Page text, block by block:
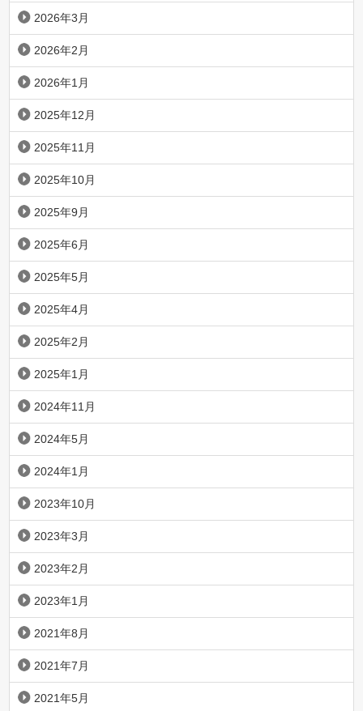
2026年3月
2026年2月
2026年1月
2025年12月
2025年11月
2025年10月
2025年9月
2025年6月
2025年5月
2025年4月
2025年2月
2025年1月
2024年11月
2024年5月
2024年1月
2023年10月
2023年3月
2023年2月
2023年1月
2021年8月
2021年7月
2021年5月